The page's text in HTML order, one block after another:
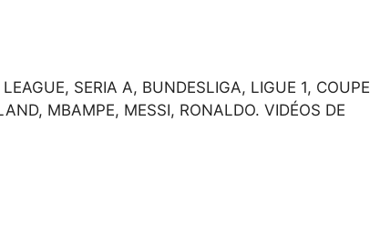
SERIA A, BUNDESLIGA, LIGUE 1, COUPE
MBAMPE, MESSI, RONALDO. VIDÉOS DE